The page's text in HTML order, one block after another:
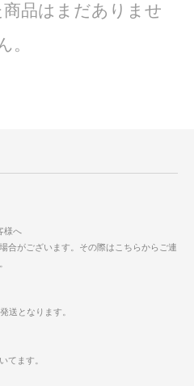
品はまだありませ
。
様へ
合がございます。その際はこちらからご連
送となります。
てます。